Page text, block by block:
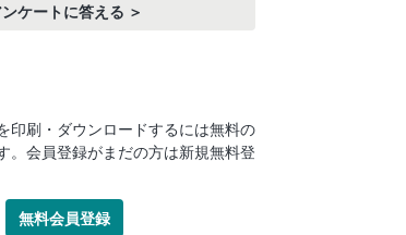
ケートに答える ＞
印刷・ダウンロードするには無料の
。会員登録がまだの方は新規無料登
無料会員登録